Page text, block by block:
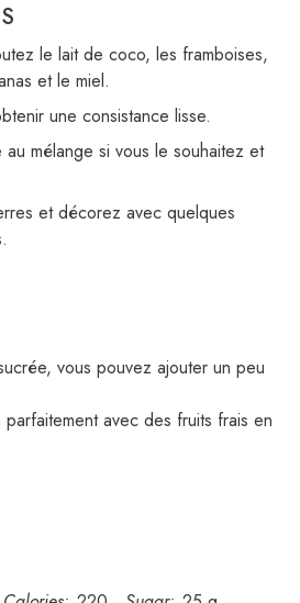
le lait de coco, les framboises,
et le miel.
une consistance lisse.
mélange si vous le souhaitez et
et décorez avec quelques
vous pouvez ajouter un peu
avec des fruits frais en